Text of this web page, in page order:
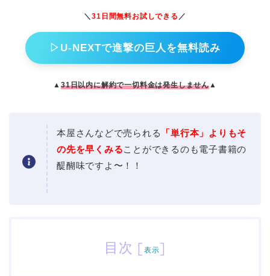
＼31日間無料お試しできる ／
▷U-NEXTで進撃の巨人を無料読み
▲ 31日以内に解約で一切料金は発生しません▲
本屋さんなどで売られる
「単行本」よりもそ
の先を早くみることができるのも電子書籍の
醍醐味ですよ〜！！
目次 [ 表示]